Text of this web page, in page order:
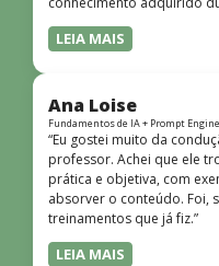
LEIA MAIS
Ana Loise
Fundamentos de IA + Prompt
“Eu gostei muito da
professor. Achei que ele
prática e objetiva, com
absorver o conteúdo. Foi,
treinamentos que já fiz.”
LEIA MAIS